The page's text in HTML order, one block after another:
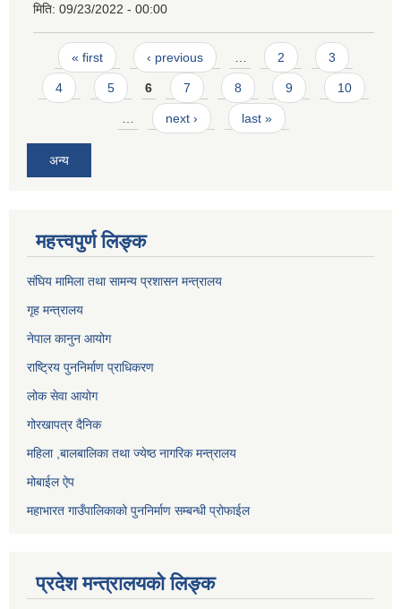
मिति: 09/23/2022 - 00:00
Pages
« first ‹ previous 2 3
4 5 6 7 8 9 10
next › last »
अन्य
महत्त्वपुर्ण लिङ्क
संघिय मामिला तथा सामन्य प्रशासन मन्त्रालय
गृह मन्त्रालय
नेपाल कानुन आयोग
राष्ट्रिय पुननिर्माण प्राधिकरण
लोक सेवा आयोग
गोरखापत्र दैनिक
महिला ,बालबालिका तथा ज्येष्ठ नागरिक मन्त्रालय
मोबाईल ऐप
महाभारत गाउँपालिकाको पुननिर्माण सम्बन्धी प्रोफाईल
प्रदेश मन्त्रालयको लिङ्क